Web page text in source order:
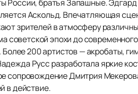
братья Запашные. Эдгард
Аскольд. Впечатляющая
зрителей в атмосферу
советской эпохи до
200 артистов — акробаты,
Русс разработала яркие
сопровождение Дмитрия
в действие.